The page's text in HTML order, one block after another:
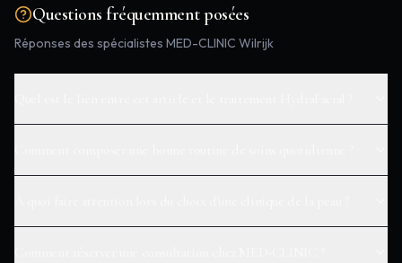
Questions fréquemment posées
Réponses des spécialistes MED-CLINIC Wilrijk